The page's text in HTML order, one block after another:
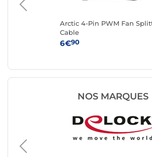
Arctic 4-Pin PWM Fan
Cable
6€90
NOS MARQUES